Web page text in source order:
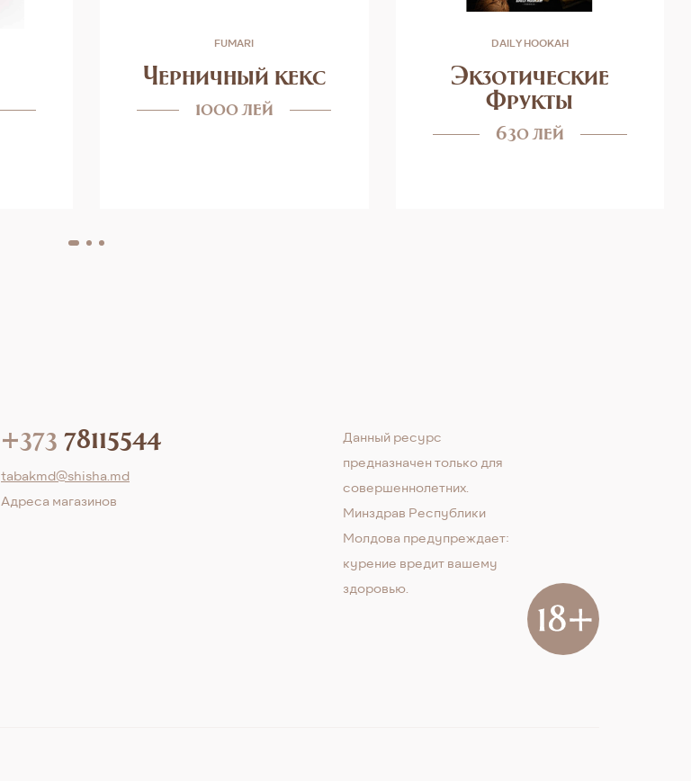
FUMARI
Черничный кекс
1000 лей
DAILY HOOKAH
Экзотические
Фрукты
630 лей
+373 78115544
tabakmd@shisha.md
Aдреса магазинов
Данный ресурс
предназначен только для
совершеннолетних.
Минздрав Республики
Молдова предупреждает:
курение вредит вашему
здоровью.